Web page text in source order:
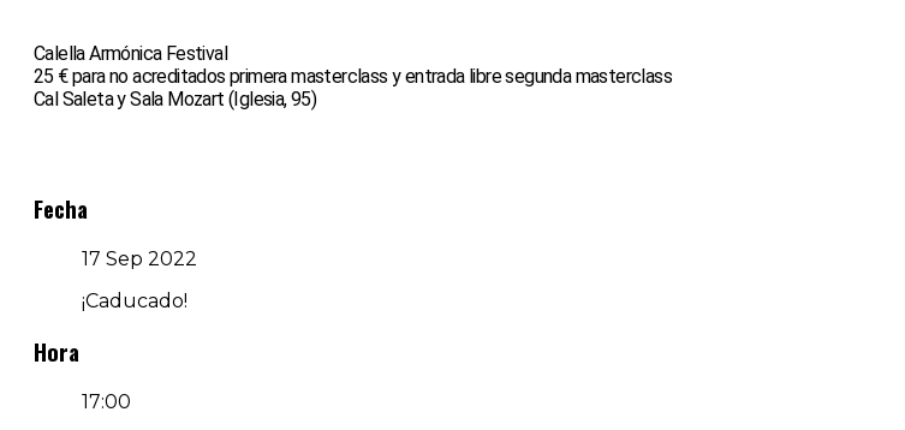
Calella Armónica Festival
25 € para no acreditados primera masterclass y entrada libre segunda masterclass
Cal Saleta y Sala Mozart (Iglesia, 95)
Fecha
17 Sep 2022
¡Caducado!
Hora
17:00